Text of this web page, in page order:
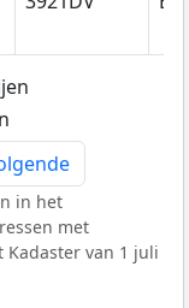
in het
met
Kadaster van 1 juli